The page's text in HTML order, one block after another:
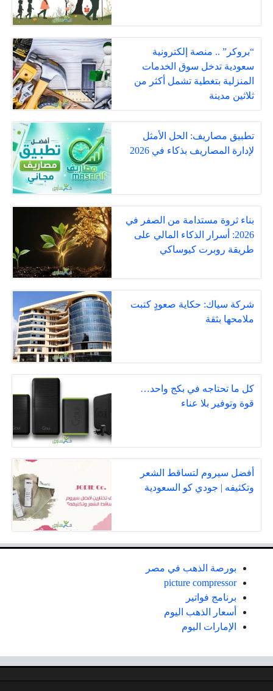
“بروكر” .. منصة إلكترونية
سعودية تدخل سوق الخدمات
المنزلية بتغطية تشمل أكثر من
ثلاثين مدينة
تطبيق مصاريف: الحل الأمثل
لإدارة المصاريف بذكاء في 2026
بناء ثروة مستدامة من الصفر في
2026: أسرار الذكاء المالي على
طريقة روبرت كيوساكي
شركة سياك: حكاية صعودٍ كتبت
ملامحها بثقة
كل ما تحتاجه في بكج واحد…
قوة وتوفير بلا عناء
أفضل سيروم لتساقط الشعر
وتكثيفه | جودي كو السعودية
بورصة الذهب في مصر
picture compressor
برنامج فواتير
أسعار الذهب اليوم
الإمارات اليوم